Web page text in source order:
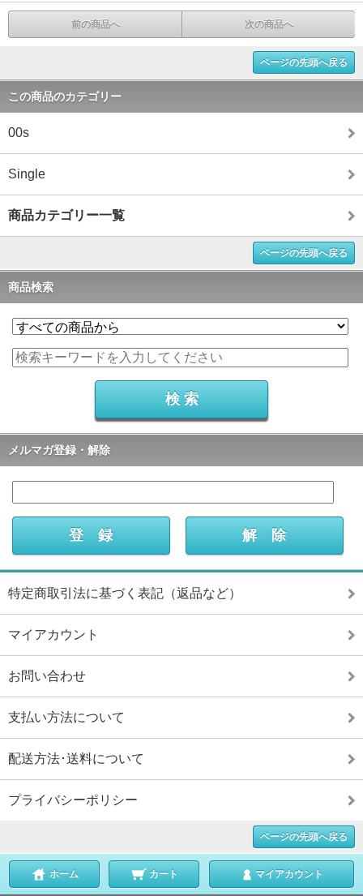
前の商品へ 次の商品へ
ページの先頭へ戻る
この商品のカテゴリー
00s
Single
商品カテゴリー一覧
ページの先頭へ戻る
商品検索
メルマガ登録・解除
特定商取引法に基づく表記（返品など）
マイアカウント
お問い合わせ
支払い方法について
配送方法･送料について
プライバシーポリシー
ページの先頭へ戻る
ホーム カート マイアカウント